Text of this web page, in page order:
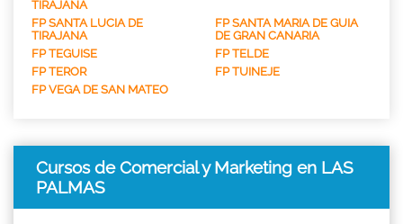
TIRAJANA
FP SANTA LUCIA DE
TIRAJANA
FP SANTA MARIA DE GUIA
DE GRAN CANARIA
FP TEGUISE
FP TELDE
FP TEROR
FP TUINEJE
FP VEGA DE SAN MATEO
Cursos de Comercial y Marketing en LAS
PALMAS